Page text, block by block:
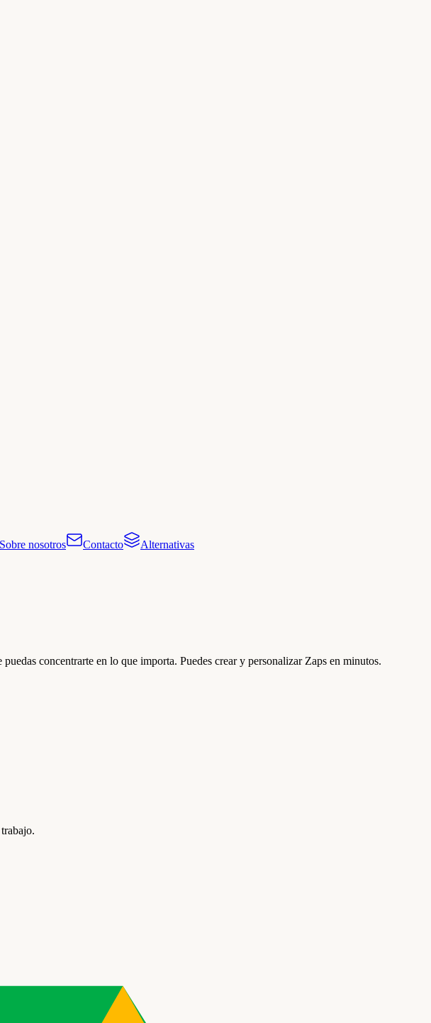
Sobre nosotros Contacto
Alternativas
concentrarte en lo que importa. Puedes crear y personalizar Zaps en minutos.